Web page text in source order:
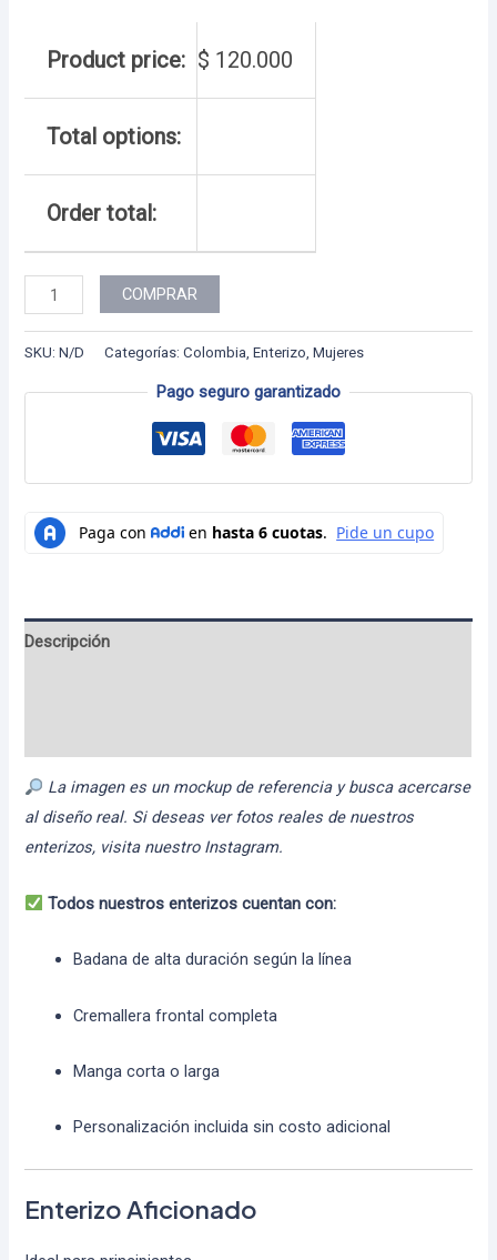
Product price: $ 120.000
Total options:
Order total:
Colección
Colombia
Enterizo
COMPRAR
SKU:N/D Categorías:Colombia ,Enterizo ,Mujeres
Pago seguro garantizado
Descripción
La imagen es un mockup de referencia y busca acercarse
al diseño real. Si deseas ver fotos reales de nuestros
enterizos, visita nuestro Instagram.
Todos nuestros enterizos cuentan con:
Badana de alta duración según la línea
Cremallera frontal completa
Manga corta o larga
Personalización incluida sin costo adicional
Enterizo Aficionado